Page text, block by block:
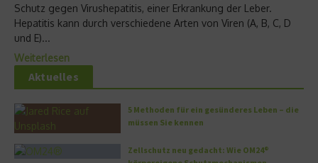
Schutz gegen Virushepatitis, einer Erkrankung der Leber.
Hepatitis kann durch verschiedene Arten von Viren (A, B, C, D
und E)...
Weiterlesen
Aktuelles
5 Methoden für ein gesünderes Leben – die
müssen Sie kennen
Zellschutz neu gedacht: Wie OM24®